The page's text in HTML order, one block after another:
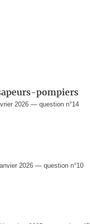
pompiers
2026 — question n°14
2026 — question n°10